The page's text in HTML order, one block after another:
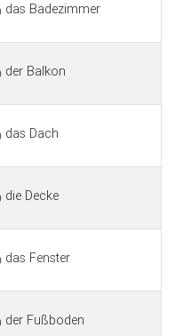
das Badezimmer
der Balkon
das Dach
die Decke
das Fenster
der Fußboden